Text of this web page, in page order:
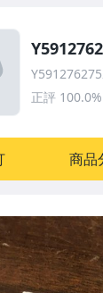
正評 100.0%
商品